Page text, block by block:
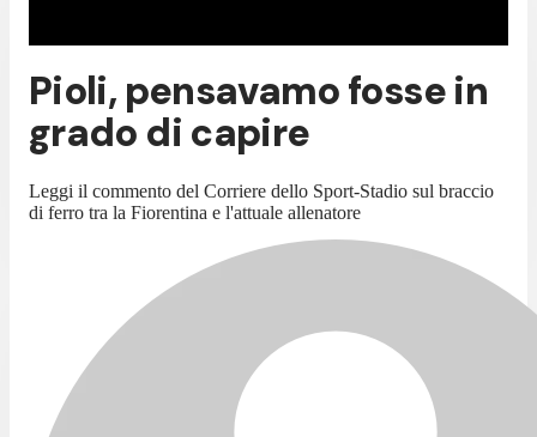
Pioli, pensavamo fosse in
grado di capire
Leggi il commento del Corriere dello Sport-Stadio sul braccio
di ferro tra la Fiorentina e l'attuale allenatore